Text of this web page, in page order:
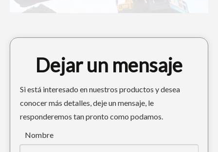
Dejar un mensaje
Si está interesado en nuestros productos y desea
conocer más detalles, deje un mensaje, le
responderemos tan pronto como podamos.
Nombre